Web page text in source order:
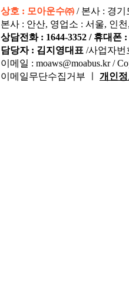
상호 : 모아운수㈜ / 본사 : 경기
본사 : 안산, 영업소 : 서울, 인
상담전화 : 1644-3352 / 휴대폰
담당자 : 김지영대표 /사업자번
이메일 : moaws@moabus.kr /
이메일무단수집거부 ㅣ 개인